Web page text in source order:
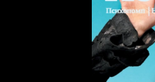
сильные воспоминания
Нотомб юмор делает
трогательным и светлым.